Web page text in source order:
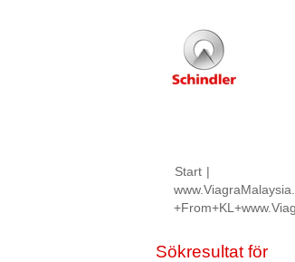
Start |
Sökresultat för